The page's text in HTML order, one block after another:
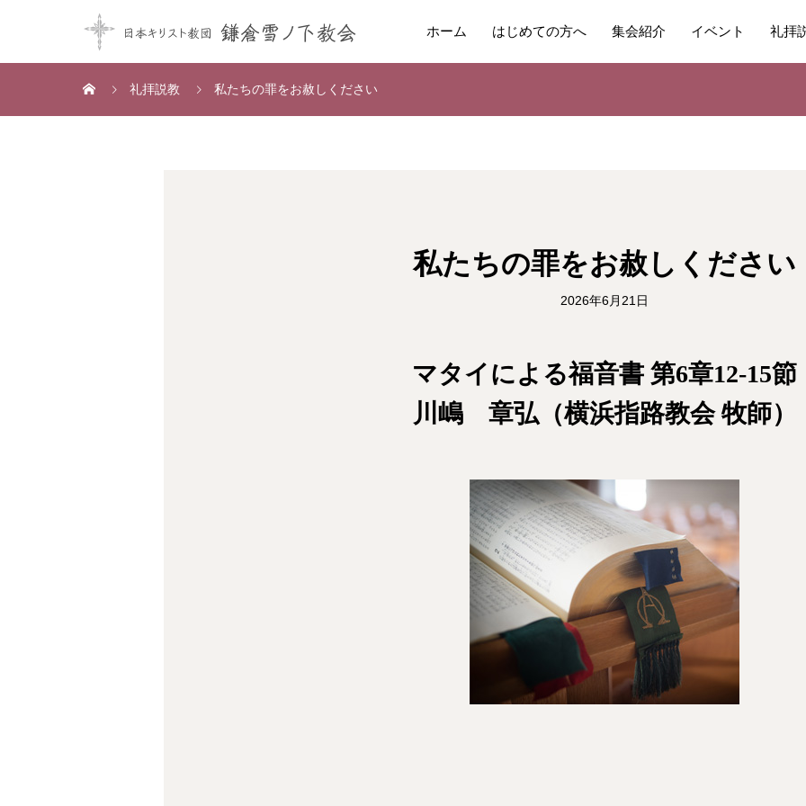
ホーム はじめての方へ 集会紹介 イベント 礼拝
礼拝説教 私たちの罪をお赦しください
私たちの罪をお赦しください
2026年6月21日
マタイによる福音書 第6章12-15節
川嶋 章弘（横浜指路教会 牧師）